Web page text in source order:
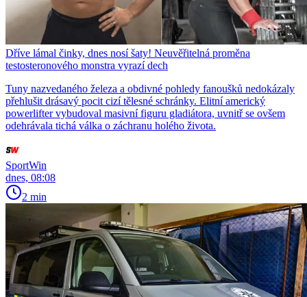
Dříve lámal činky, dnes nosí šaty! Neuvěřitelná proměna
testosteronového monstra vyrazí dech
Tuny nazvedaného železa a obdivné pohledy fanoušků nedokázaly
přehlušit drásavý pocit cizí tělesné schránky. Elitní americký
powerlifter vybudoval masivní figuru gladiátora, uvnitř se ovšem
odehrávala tichá válka o záchranu holého života.
SportWin
dnes, 08:08
2 min